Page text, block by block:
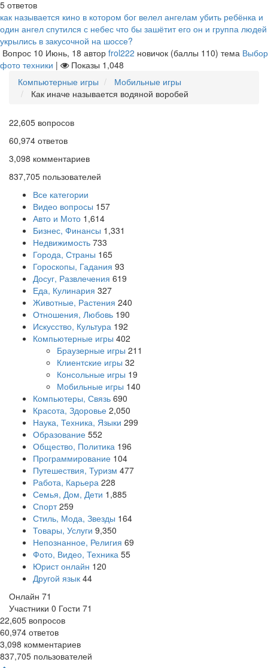
5 ответов
как называется кино в котором бог велел ангелам убить ребёнка и
один ангел спутился с небес что бы зашётит его он и группа людей
укрылись в закусочной на шоссе?
Вопрос 10 Июнь, 18 автор frol222 новичок (баллы 110) тема Выбор
фото техники | Показы 1,048
Компьютерные игры
Мобильные игры
Как иначе называется водяной воробей
22,605 вопросов
60,974 ответов
3,098 комментариев
837,705 пользователей
Все категории
Видео вопросы 157
Авто и Мото 1,614
Бизнес, Финансы 1,331
Недвижимость 733
Города, Страны 165
Гороскопы, Гадания 93
Досуг, Развлечения 619
Еда, Кулинария 327
Животные, Растения 240
Отношения, Любовь 190
Искусство, Культура 192
Компьютерные игры 402
Браузерные игры 211
Клиентские игры 32
Консольные игры 19
Мобильные игры 140
Компьютеры, Связь 690
Красота, Здоровье 2,050
Наука, Техника, Языки 299
Образование 552
Общество, Политика 196
Программирование 104
Путешествия, Туризм 477
Работа, Карьера 228
Семья, Дом, Дети 1,885
Спорт 259
Стиль, Мода, Звезды 164
Товары, Услуги 9,350
Непознанное, Религия 69
Фото, Видео, Техника 55
Юрист онлайн 120
Другой язык 44
Онлайн 71
Участники 0 Гости 71
22,605 вопросов
60,974 ответов
3,098 комментариев
837,705 пользователей